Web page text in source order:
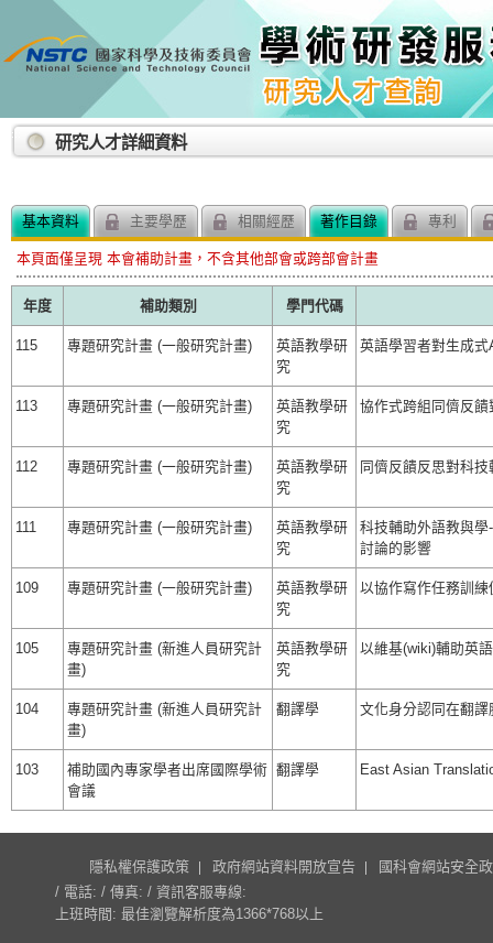
::: 研究人才詳細資料
基本資料 主要學歷 相關經歷 著作目錄 專利
本頁面僅呈現 本會補助計畫，不含其他部會或跨部會計畫
年度 補助類別 學門代碼
115 專題研究計畫 (一般研究計畫)
英語教學研
究
英語學習者對生成
113 專題研究計畫 (一般研究計畫)
英語教學研
究
協作式跨組同儕反
112 專題研究計畫 (一般研究計畫)
英語教學研
究
同儕反饋反思對科
111 專題研究計畫 (一般研究計畫)
英語教學研
究
科技輔助外語教與
討論的影響
109 專題研究計畫 (一般研究計畫)
英語教學研
究
以協作寫作任務訓
105
專題研究計畫 (新進人員研究計
畫)
英語教學研
究
以維基(wiki)輔助英
104
專題研究計畫 (新進人員研究計
畫)
翻譯學 文化身分認同在翻
103
補助國內專家學者出席國際學術
會議
翻譯學 East Asian
隱私權保護政策 政府網站資料開放宣告
國科會網站安全
/ 電話: / 傳真: / 資訊客服專線:
上班時間: 最佳瀏覽解析度為1366*768以上